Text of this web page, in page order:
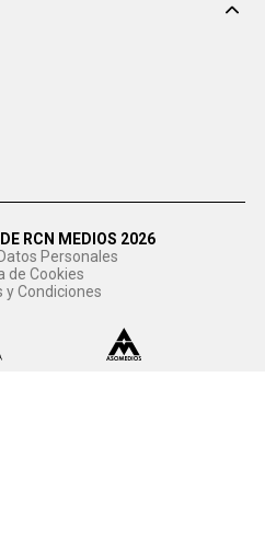
RCN MEDIOS 2026
Personales
de Cookies
y Condiciones